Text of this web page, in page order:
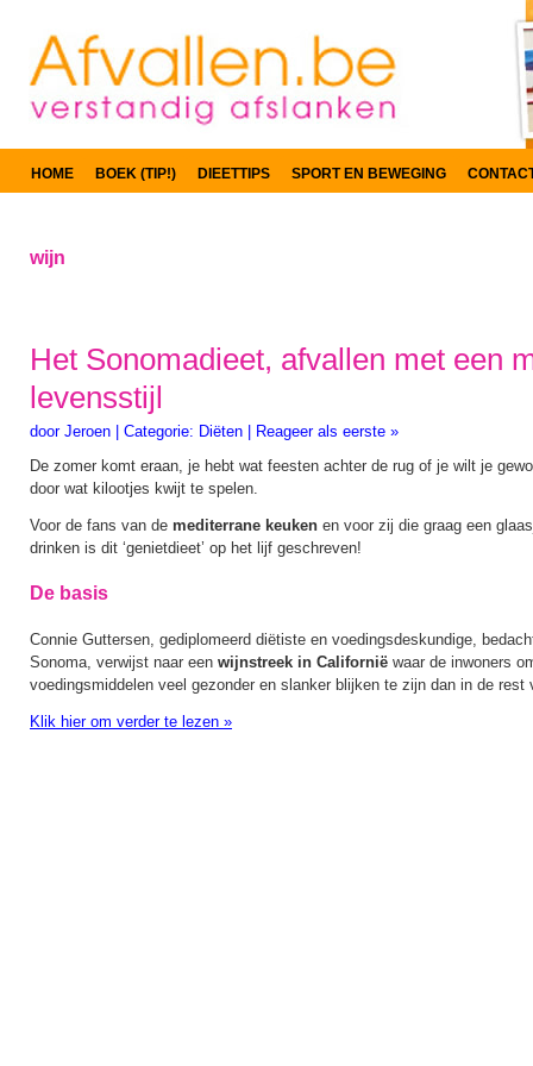
HOME BOEK (TIP!) DIEETTIPS SPORT EN BEWEGING
wijn
Het Sonomadieet, afvallen met een
levensstijl
door Jeroen Categorie: Diëten
Reageer als eerste »
De zomer komt eraan, je hebt wat feesten achter de rug of je wilt je
door wat kilootjes kwijt te spelen.
Voor de fans van de mediterrane keuken en voor zij die graag een
drinken is dit ‘genietdieet’ op het lijf geschreven!
De basis
Connie Guttersen, gediplomeerd diëtiste en voedingsdeskundige,
Sonoma, verwijst naar een wijnstreek in Californië waar de inwoners
voedingsmiddelen veel gezonder en slanker blijken te zijn dan in de rest
Klik hier om verder te lezen »